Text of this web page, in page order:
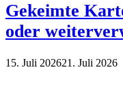
Gekeimte
oder
15. Juli 202621. Juli 2026